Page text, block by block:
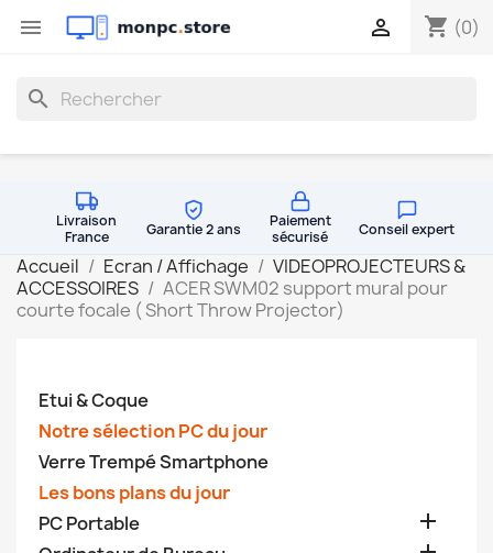
 shopping_cart (0)

search
Livraison
France
Garantie 2 ans
Paiement
sécurisé
Conseil expert
Accueil Ecran / Affichage
VIDEOPROJECTEURS &
ACCESSOIRES
ACER SWM02 support mural pour
courte focale ( Short Throw Projector)
Etui & Coque
Notre sélection PC du jour
Verre Trempé Smartphone
Les bons plans du jour
PC Portable
